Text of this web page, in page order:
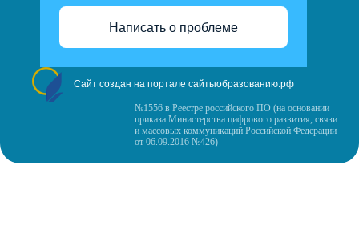
Написать о проблеме
Сайт создан на портале сайтыобразованию.рф
№1556 в Реестре российского ПО (на основании
приказа Министерства цифрового развития, связи
и массовых коммуникаций Российской Федерации
от 06.09.2016 №426)